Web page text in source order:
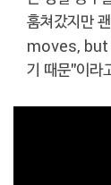
훔쳐갔지만
moves, but
기 때문"이라